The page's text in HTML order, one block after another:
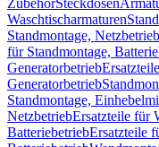
ZubehörSteckdosen
Waschtischarmaturen
Standmontage, Netzbetrieb
für Standmontage,
Generatorbetrieb
Generatorbetrieb
Standmontage,
NetzbetriebErsatzteile für
BatteriebetriebErsatzteile